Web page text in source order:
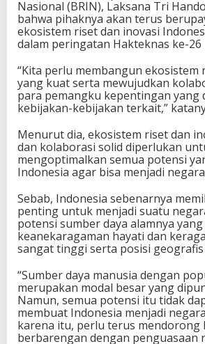
Nasional (BRIN), Laksana Tri
bahwa pihaknya akan terus
ekosistem riset dan inovasi
dalam peringatan Hakteknas ke-26
“Kita perlu membangun ekosistem
yang kuat serta mewujudkan
para pemangku kepentingan yang
kebijakan-kebijakan terkait,”
Menurut dia, ekosistem riset dan
dan kolaborasi solid diperlukan
mengoptimalkan semua potensi
Indonesia agar bisa menjadi
Sebab, Indonesia sebenarnya
penting untuk menjadi suatu
potensi sumber daya alamnya
keanekaragaman hayati dan
sangat tinggi serta posisi
“Sumber daya manusia dengan
merupakan modal besar yang
Namun, semua potensi itu tidak
membuat Indonesia menjadi
karena itu, perlu terus mendorong
berbarengan dengan penguasaan